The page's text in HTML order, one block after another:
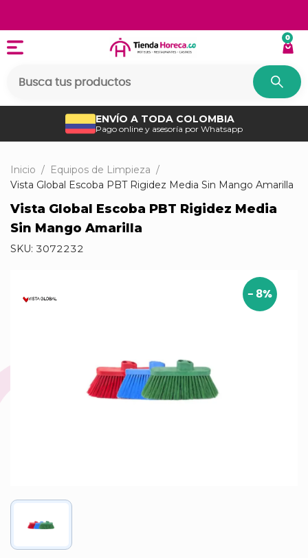
0
ENVÍO A TODA COLOMBIA
Pago online y asesoría por Whatsapp
Inicio / Equipos de Limpieza /
Vista Global Escoba PBT Rigidez Media Sin Mango Amarilla
Vista Global Escoba PBT Rigidez Media
Sin Mango Amarilla
SKU: 3072232
- 8%